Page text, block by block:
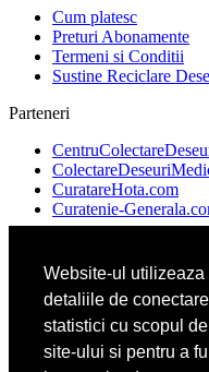
Website-ul
detaliile de
statistici cu scopul
site-ului si pentru a
Cum platesc
Preturi Abonamente
Termeni si Conditii
Sustine Reciclare
Parteneri
CuratareHota.com
Curatenie-
Spalatorie-
Spalatorie-
Spalatorie-